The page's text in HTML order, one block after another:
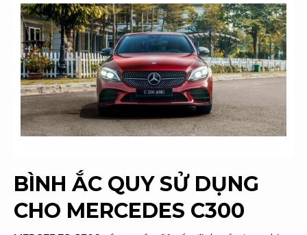
BÌNH ẮC QUY SỬ DỤNG
CHO MERCEDES C300